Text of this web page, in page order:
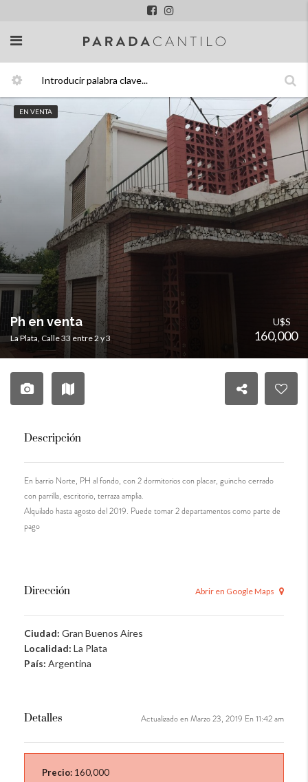
EN VENTA
Ph en venta
La Plata, Calle 33 entre 2 y 3
U$S
160,000
Descripción
En barrio Norte, PH al fondo, con 2 dormitorios con placar, guincho cerrado
con parrilla, escritorio, terraza amplia.
Alquilado hasta agosto del 2019. Puede tomar 2 departamentos como parte de
pago
Dirección Abrir en Google Maps
Ciudad: Gran Buenos Aires
Localidad: La Plata
País: Argentina
Detalles Actualizado en Marzo 23, 2019 En 11:42 am
Precio: 160,000